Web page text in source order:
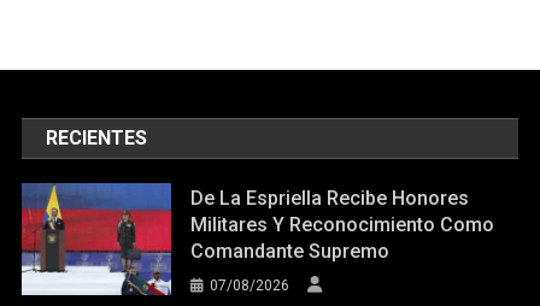
RECIENTES
De La Espriella Recibe Honores
Militares Y Reconocimiento Como
Comandante Supremo
07/08/2026